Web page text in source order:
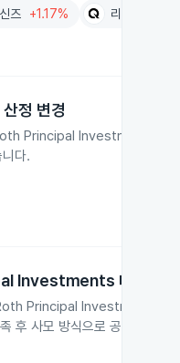
즈 +1.17% 리크테크 인
정 변경
Principal Investments와 서
다.
Investments 대상 보통
Principal Investments와
후 사모 방식으로 공인투자자